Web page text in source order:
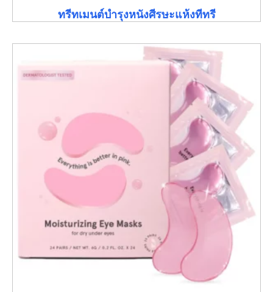
ทรีทเมนต์บำรุงหนังศีรษะแห้งทีทรี